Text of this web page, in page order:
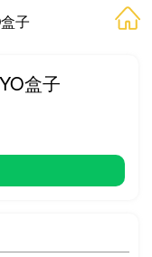
子
盒子